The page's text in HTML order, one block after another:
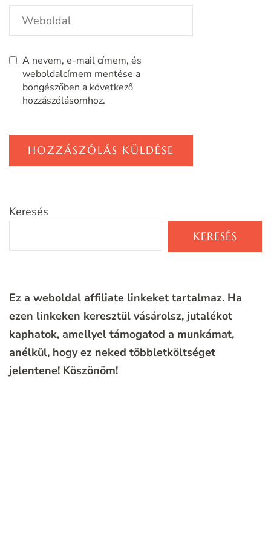
A nevem, e-mail címem, és
weboldalcímem mentése a
böngészőben a következő
hozzászólásomhoz.
Keresés
KERESÉS
Ez a weboldal affiliate linkeket tartalmaz. Ha
ezen linkeken keresztül vásárolsz, jutalékot
kaphatok, amellyel támogatod a munkámat,
anélkül, hogy ez neked többletköltséget
jelentene! Köszönöm!